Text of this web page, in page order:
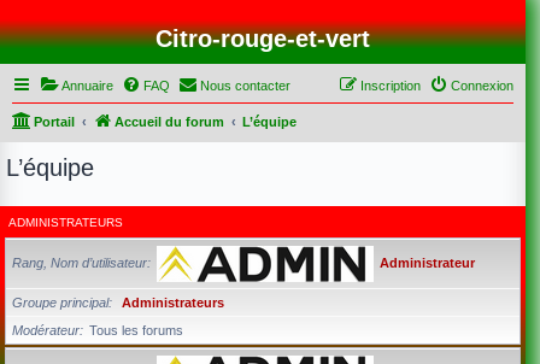
Citro-rouge-et-vert
Annuaire FAQ Nous contacter Connexion
Inscription
Portail Accueil du forum L’équipe
L’équipe
ADMINISTRATEURS
Rang, Nom d’utilisateur Administrateur
Groupe principal
Administrateurs
Modérateur
Tous les forums